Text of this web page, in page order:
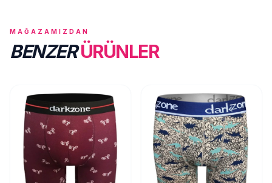
MAĞAZAMIZDAN
BENZERÜRÜNLER